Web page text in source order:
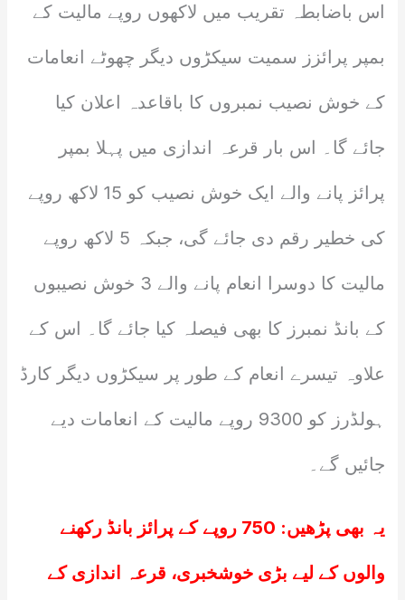
اس باضابطہ تقریب میں لاکھوں روپے مالیت کے
بمپر پرائزز سمیت سیکڑوں دیگر چھوٹے انعامات
کے خوش نصیب نمبروں کا باقاعدہ اعلان کیا
جائے گا۔ اس بار قرعہ اندازی میں پہلا بمپر
پرائز پانے والے ایک خوش نصیب کو 15 لاکھ روپے
کی خطیر رقم دی جائے گی، جبکہ 5 لاکھ روپے
مالیت کا دوسرا انعام پانے والے 3 خوش نصیبوں
کے بانڈ نمبرز کا بھی فیصلہ کیا جائے گا۔ اس کے
علاوہ تیسرے انعام کے طور پر سیکڑوں دیگر کارڈ
ہولڈرز کو 9300 روپے مالیت کے انعامات دیے
جائیں گے۔
یہ بھی پڑھیں: 750 روپے کے پرائز بانڈ رکھنے
والوں کے لیے بڑی خوشخبری، قرعہ اندازی کے